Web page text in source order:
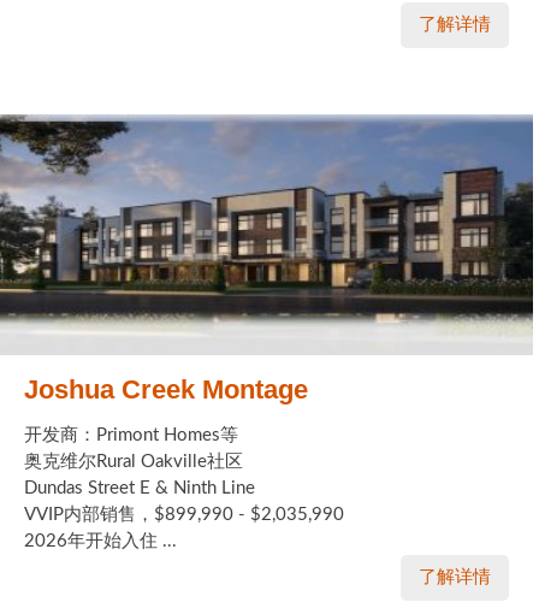
了解详情
Joshua Creek Montage
开发商：Primont Homes等
奥克维尔Rural Oakville社区
Dundas Street E & Ninth Line
VVIP内部销售，$899,990 - $2,035,990
2026年开始入住 ...
了解详情